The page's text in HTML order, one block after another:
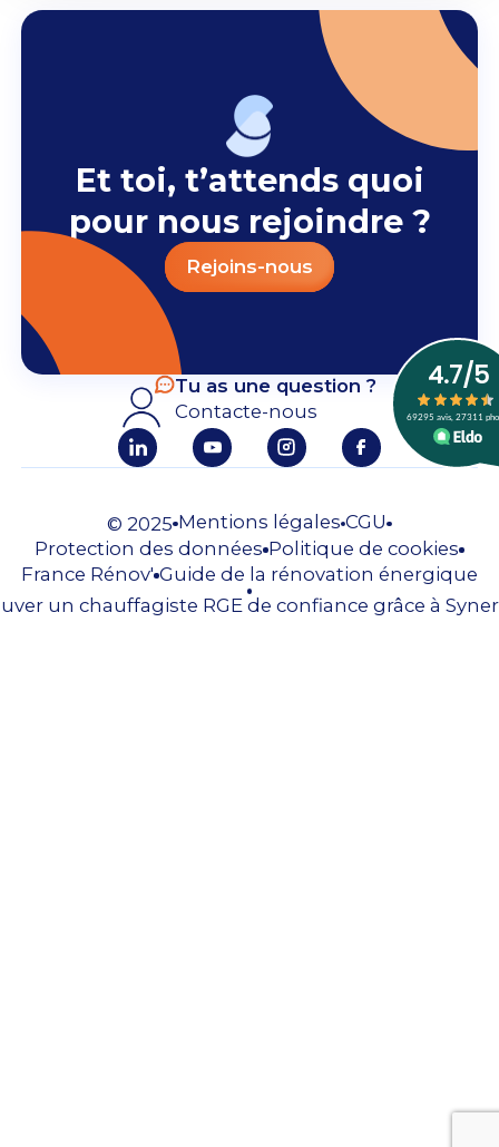
Et toi, t’attends quoi
pour nous rejoindre ?
Rejoins-nous
Tu as une question ?
Contacte-nous
© 2025 Mentions légales CGU
Protection des données Politique de cookies
France Rénov' Guide de la rénovation énergique
un chauffagiste RGE de confiance grâce à